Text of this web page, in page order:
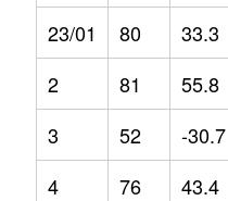
23/01
80 33.3
2
81 55.8
3
52 -30.7
4
76 43.4